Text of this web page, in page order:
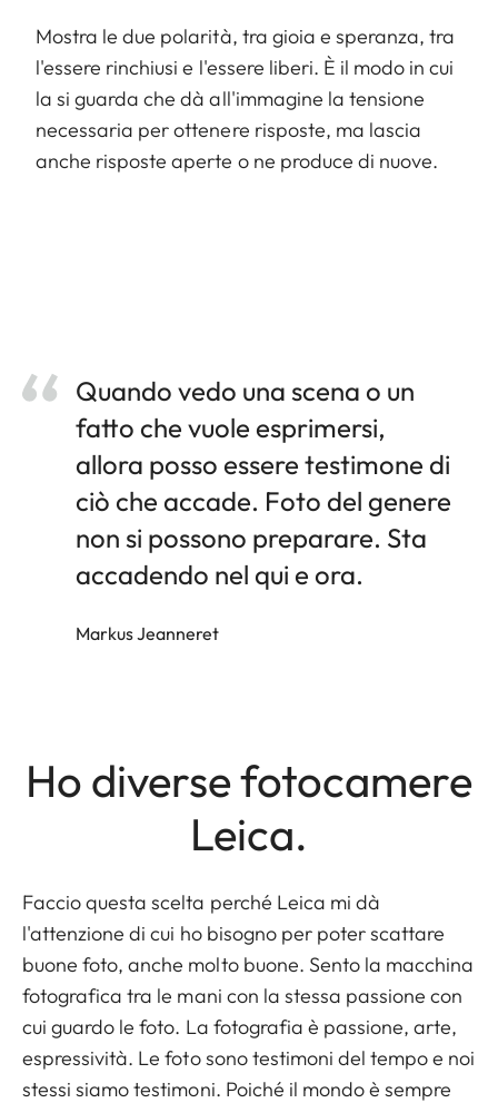
Mostra le due polarità, tra gioia e speranza, tra
l'essere rinchiusi e l'essere liberi. È il modo in cui
la si guarda che dà all'immagine la tensione
necessaria per ottenere risposte, ma lascia
anche risposte aperte o ne produce di nuove.
Quando vedo una scena o un
fatto che vuole esprimersi,
allora posso essere testimone di
ciò che accade. Foto del genere
non si possono preparare. Sta
accadendo nel qui e ora.
Markus Jeanneret
Ho diverse fotocamere
Leica.
Faccio questa scelta perché Leica mi dà
l'attenzione di cui ho bisogno per poter scattare
buone foto, anche molto buone. Sento la macchina
fotografica tra le mani con la stessa passione con
cui guardo le foto. La fotografia è passione, arte,
espressività. Le foto sono testimoni del tempo e noi
stessi siamo testimoni. Poiché il mondo è sempre